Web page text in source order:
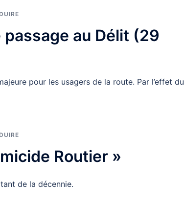
au Délit (29
pour les usagers de la route. Par l’effet du
Routier »
de la décennie.